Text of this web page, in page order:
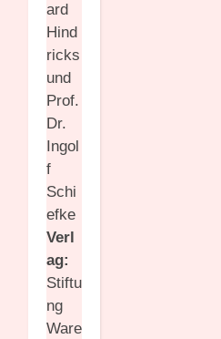
ard
Hind
ricks
und
Prof.
Dr.
Ingol
f
Schi
efke
Verl
ag:
Stiftu
ng
Ware